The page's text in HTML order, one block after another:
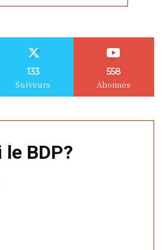
133
Suiveurs
558
Abonnés
BDP?